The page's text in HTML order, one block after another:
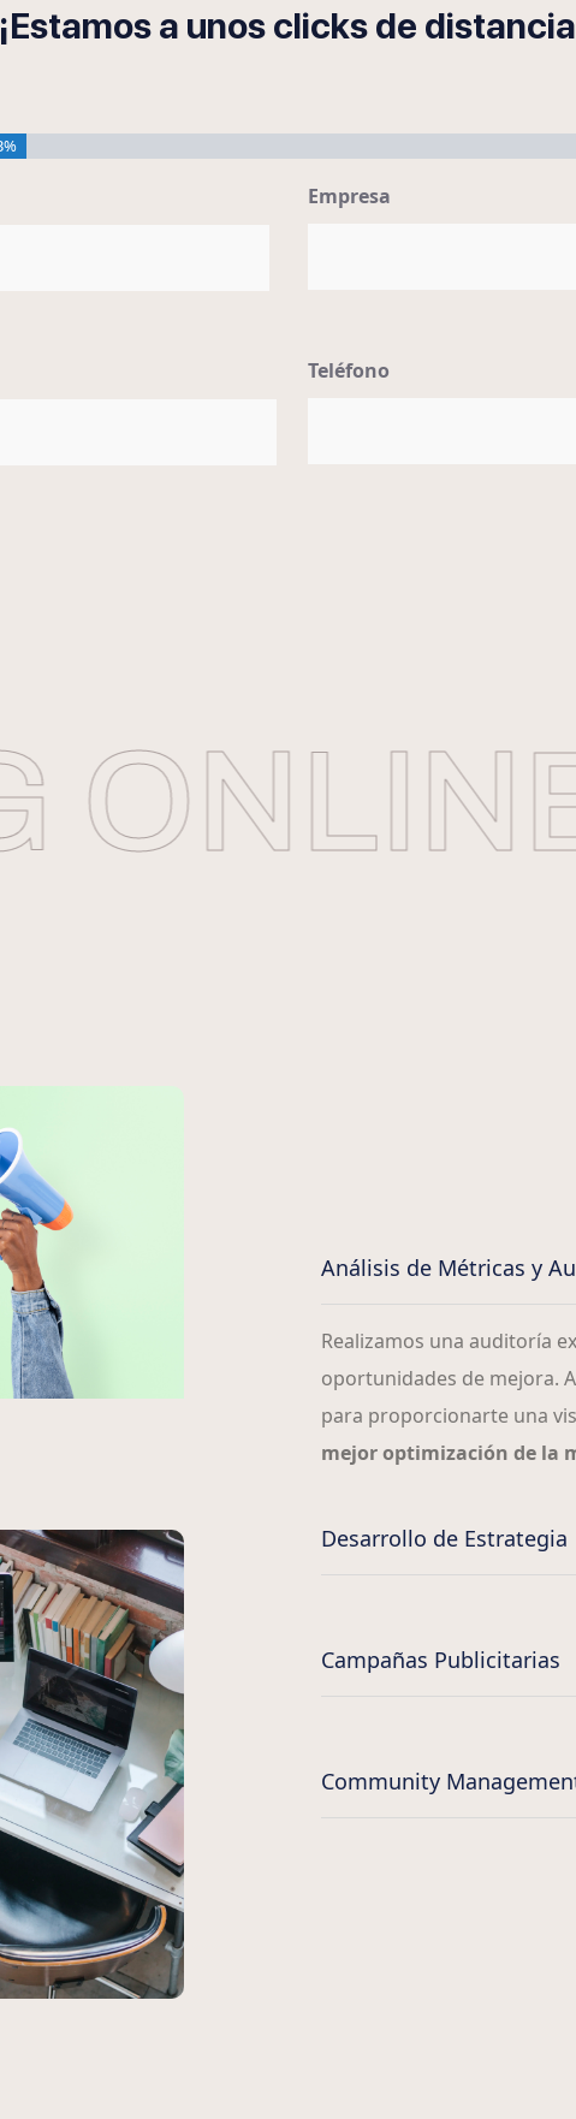
¡Estamos a unos clicks de
Empresa
Teléfono
Análisis de Métricas y
Realizamos una auditoría
oportunidades de mejora.
para proporcionarte una
mejor optimización de la
Desarrollo de Estrategia
Campañas Publicitarias
Community